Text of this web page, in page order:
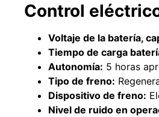
Control
Voltaje de la batería,
Tiempo de carga
Autonomía: 5 horas
Tipo de freno:
Dispositivo de freno:
Nivel de ruido en